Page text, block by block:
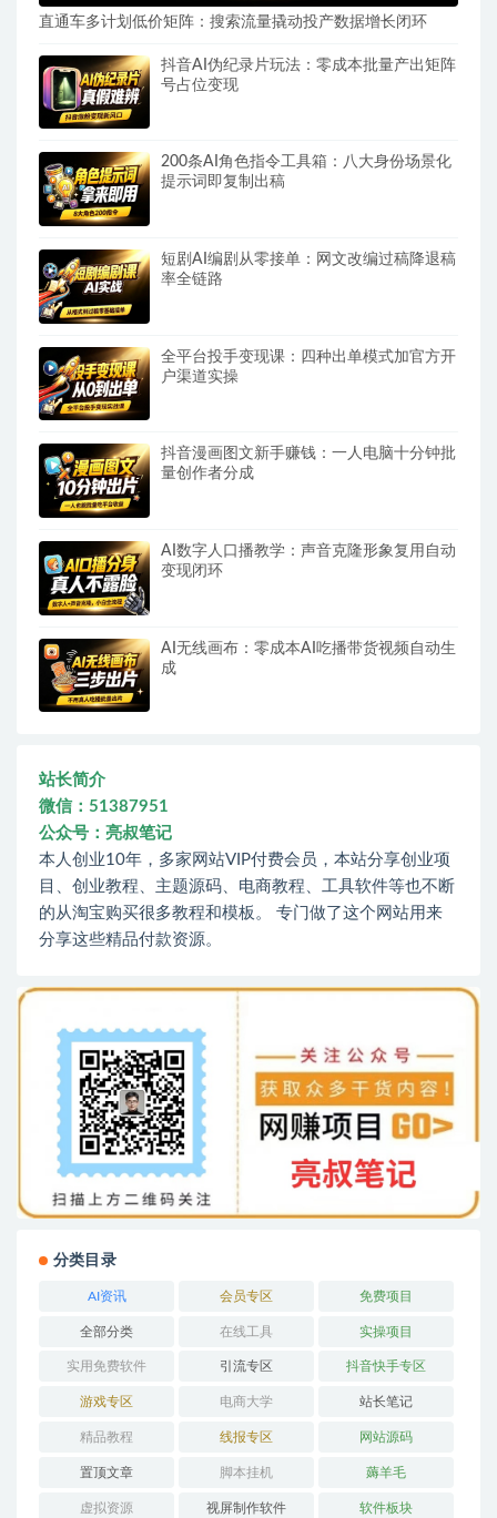
直通车多计划低价矩阵：搜索流量撬动投产数据增长闭环
抖音AI伪纪录片玩法：零成本批量产出矩阵
号占位变现
200条AI角色指令工具箱：八大身份场景化
提示词即复制出稿
短剧AI编剧从零接单：网文改编过稿降退稿
率全链路
全平台投手变现课：四种出单模式加官方开
户渠道实操
抖音漫画图文新手赚钱：一人电脑十分钟批
量创作者分成
AI数字人口播教学：声音克隆形象复用自动
变现闭环
AI无线画布：零成本AI吃播带货视频自动生
成
站长简介
微信：51387951
公众号：亮叔笔记
本人创业10年，多家网站VIP付费会员，本站分享创业项
目、创业教程、主题源码、电商教程、工具软件等也不断
的从淘宝购买很多教程和模板。 专门做了这个网站用来
分享这些精品付款资源。
分类目录
AI资讯 会员专区 免费项目
全部分类 在线工具 实操项目
实用免费软件 引流专区 抖音快手专区
游戏专区 电商大学 站长笔记
精品教程 线报专区 网站源码
置顶文章 脚本挂机 薅羊毛
虚拟资源 视屏制作软件 软件板块